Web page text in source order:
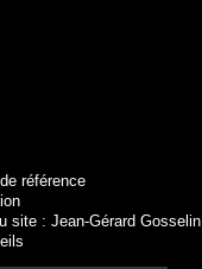
référence
site : Jean-Gérard Gosselin